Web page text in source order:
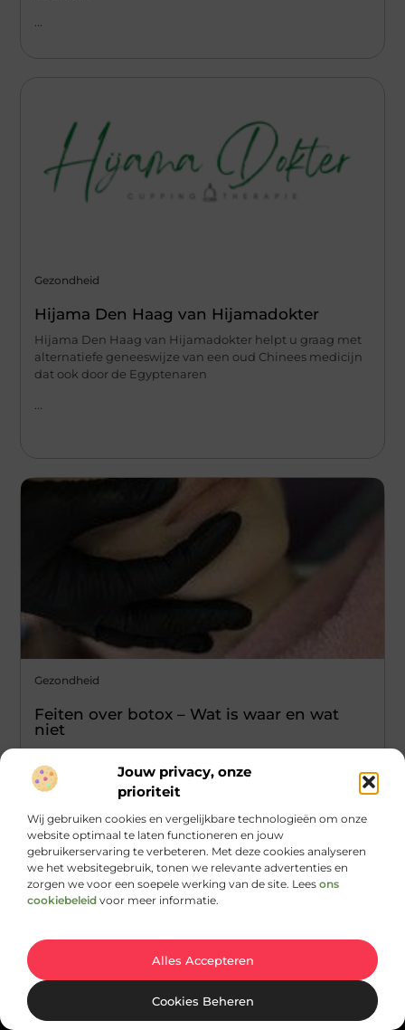
Jouw privacy, onze
prioriteit
Wij gebruiken cookies en vergelijkbare technologieën om onze
website optimaal te laten functioneren en jouw
gebruikerservaring te verbeteren. Met deze cookies analyseren
we het websitegebruik, tonen we relevante advertenties en
zorgen we voor een soepele werking van de site. Lees ons
cookiebeleid voor meer informatie.
Alles Accepteren
Cookies Beheren
...
Gezondheid
Hijama Den Haag van Hijamadokter
Hijama Den Haag van Hijamadokter helpt u graag met
alternatiefe geneeswijze van een oud Chinees medicijn
dat ook door de Egyptenaren
Gezondheid
Feiten over botox – Wat is waar en wat
niet
werd. In 1987 werd het middel botulinetoxine, zoals het
@2025 All Right Reserved.
Bericht categorie